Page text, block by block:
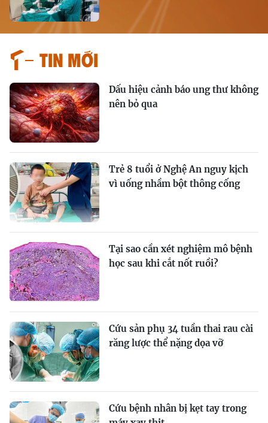
Tin mới
Dấu hiệu cảnh báo ung thư không
nên bỏ qua
Trẻ 8 tuổi ở Nghệ An nguy kịch
vì uống nhầm bột thông cống
Tại sao cần xét nghiệm mô bệnh
học sau khi cắt nốt ruồi?
Cứu sản phụ 34 tuần thai rau cài
răng lược thể nặng dọa vỡ
Cứu bệnh nhân bị kẹt tay trong